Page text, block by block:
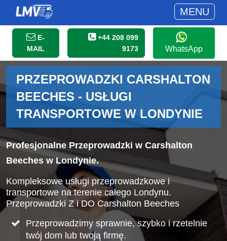
MENU
E-
MAIL
+44 208 099
9173
WhatsApp
PRZEPROWADZKI CARSHALTON
BEECHES - USŁUGI
TRANSPORTOWE W LONDYNIE
Profesjonalne Przeprowadzki w Carshalton
Beeches w Londynie.
Kompleksowe usługi przeprowadzkowe i
transportowe na terenie całego Londynu.
Przeprowadzki Z i DO Carshalton Beeches
Przeprowadzimy sprawnie, szybko i rzetelnie
twój dom lub twoją firmę.